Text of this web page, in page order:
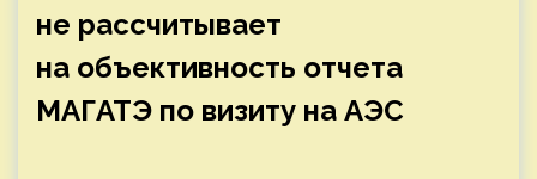
не рассчитывает
на объективность отчета
МАГАТЭ по визиту на АЭС